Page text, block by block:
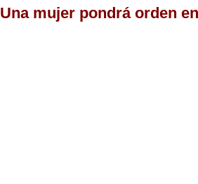
Una mujer pondrá orden